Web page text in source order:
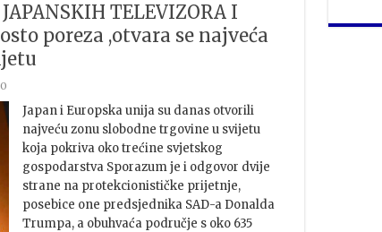
TELEVIZORA I
poreza ,otvara se najveća
0
Japan i Europska unija su danas otvorili
najveću zonu slobodne trgovine u svijetu
koja pokriva oko trećine svjetskog
gospodarstva Sporazum je i odgovor dvije
strane na protekcionističke prijetnje,
posebice one predsjednika SAD-a Donalda
Trumpa, a obuhvaća područje s oko 635